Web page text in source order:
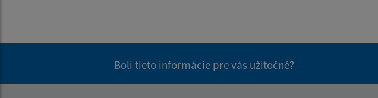
Boli tieto informácie pre vás užitočné?